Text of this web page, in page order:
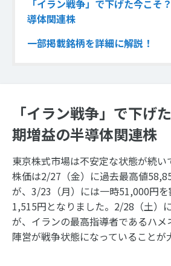
「イラン戦争」で下げた今こそ
導体関連株
一部掲載銘柄を詳細に解説！
「イラン戦争」で下げ
期増益の半導体関連株
東京株式市場は不安定な状態が続い
株価は2/27（金）に過去最高値
が、3/23（月）には一時51,000円
1,515円となりました。2/28（土）
が、イランの最高指導者であるハ
陣営が戦争状態になっていることが